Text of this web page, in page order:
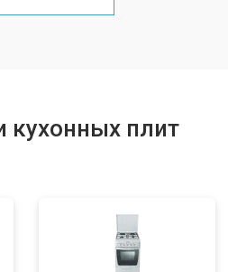
от 2600 ₽
кухонных плит